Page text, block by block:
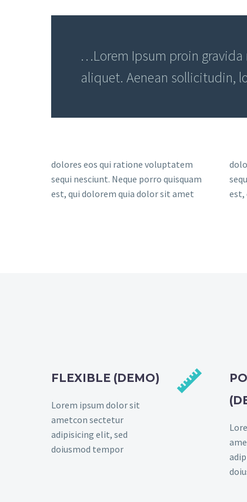
…Lorem Ipsum proin
aliquet. Aenean sollicitudin,
dolores eos qui ratione voluptatem
sequi nesciunt. Neque porro quisquam
est, qui dolorem quia dolor sit amet
est,
FLEXIBLE (DEMO)
Lorem ipsum dolor sit
ametcon sectetur
adipisicing elit, sed
doiusmod tempor

